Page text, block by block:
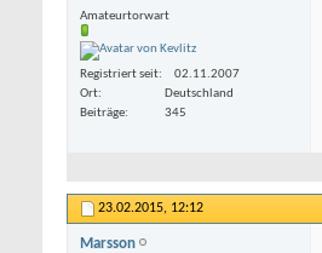
Amateurtorwart
Registriert seit
02.11.2007
Ort
Deutschland
Beiträge
345
23.02.2015, 12:12
Marsson